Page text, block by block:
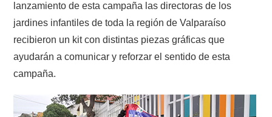
lanzamiento de esta campaña las directoras de los
jardines infantiles de toda la región de Valparaíso
recibieron un kit con distintas piezas gráficas que
ayudarán a comunicar y reforzar el sentido de esta
campaña.